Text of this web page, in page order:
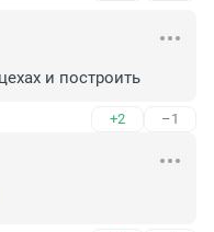
и построить
+2 –1